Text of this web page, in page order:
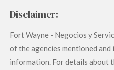
Disclaimer:
Fort Wayne - Negocios y
of the agencies mentioned
information. For details about